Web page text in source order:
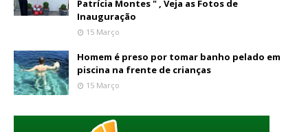
Patrícia Montes " , Veja as Fotos de
Inauguração
15 Março
Homem é preso por tomar banho pelado em
piscina na frente de crianças
15 Março